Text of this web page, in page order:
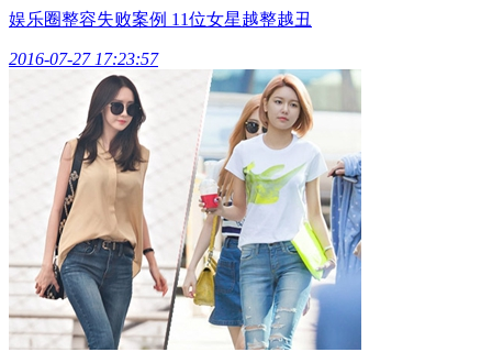
娱乐圈整容失败案例 11位女星越整越丑
2016-07-27 17:23:57